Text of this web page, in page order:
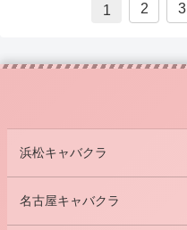
1 2 3
浜松キャバクラ
名古屋キャバクラ